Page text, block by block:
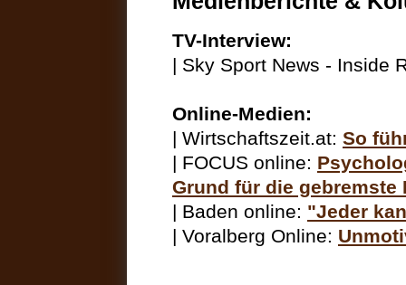
TV-Interview:
| Sky Sport News - Inside
Online-Medien:
| Wirtschaftszeit.at: So
| FOCUS online:
Grund für die gebremste
| Baden online: "Jeder
| Voralberg Online: